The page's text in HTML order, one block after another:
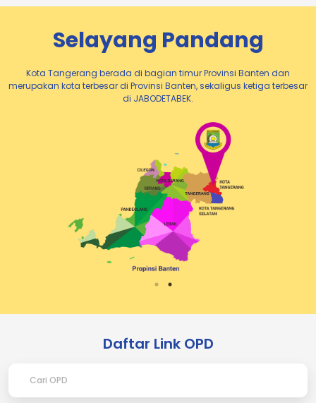
Selayang Pandang
Kota Tangerang berada di bagian timur Provinsi Banten dan
merupakan kota terbesar di Provinsi Banten, sekaligus ketiga terbesar
di JABODETABEK.
Daftar Link OPD